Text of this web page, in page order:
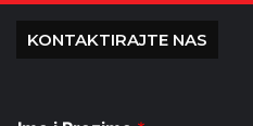
KONTAKTIRAJTE NAS